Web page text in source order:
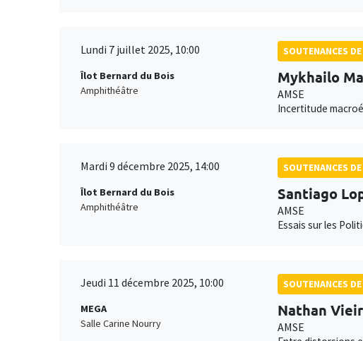
Lundi 7 juillet 2025, 10:00
Îlot Bernard du Bois
Amphithéâtre
SOUTENANCES
Mykhailo
AMSE
Incertitude
Mardi 9 décembre 2025, 14:00
Îlot Bernard du Bois
Amphithéâtre
SOUTENANCES
Santiago
AMSE
Essais sur les
Jeudi 11 décembre 2025, 10:00
MEGA
Salle Carine Nourry
SOUTENANCES
Nathan
AMSE